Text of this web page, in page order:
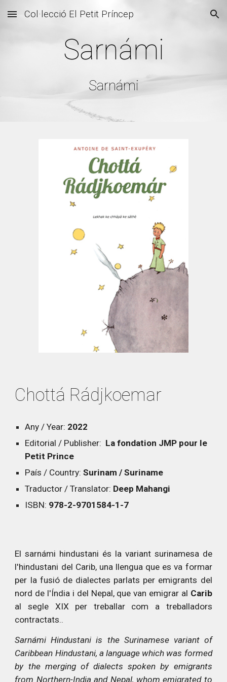
Skip to main content Skip to navigation
Col·lecció El Petit Príncep
Sarnámi
Sarnámi
Chottá Rádjkoemar
Any / Year: 2022
Editorial / Publisher: La fondation JMP pour le
Petit Prince
País / Country:Surinam/Suriname
Traductor / Translator: Deep Mahangi
ISBN: 978-2-9701584-1-7
El sarnámi hindustani és la variant surinamesa de
l'hindustani del Carib, una llengua que es va formar
per la fusió de dialectes parlats per emigrants del
nord de l'Índia i del Nepal, que van emigrar al Carib
al segle XIX per treballar com a treballadors
contractats..
Sarnámi Hindustani is the Surinamese variant of
Caribbean Hindustani, a language which was formed
by the merging of dialects spoken by emigrants
from Northern-India and Nepal, whom emigrated to